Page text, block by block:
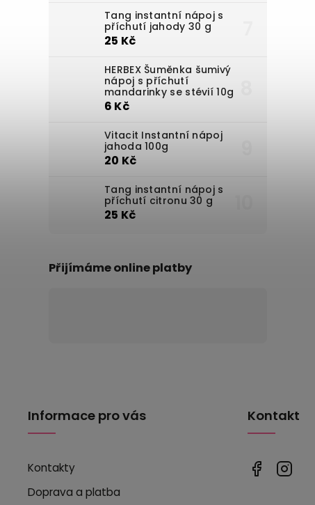
Tang instantní nápoj s
příchutí jahody 30 g
25 Kč
HERBEX Šuměnka šumivý
nápoj s příchutí
mandarinky se stévií 10g
6 Kč
Vitacit Instantní nápoj
jahoda 100g
20 Kč
Tang instantní nápoj s
příchutí citronu 30 g
25 Kč
Přijímáme online platby
Informace pro vás
Kontakty
Doprava a platba
Kontakt